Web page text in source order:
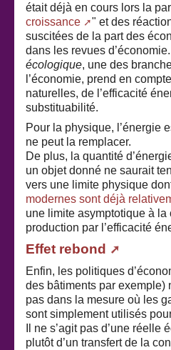
était déjà en cours lors la
croissance
" et des
suscitées de la part des
dans les revues
écologique, une des
l’économie, prend en
naturelles, de l’efficacité
substituabilité.
Pour la physique, l’énergie
ne peut la remplacer.
De plus, la quantité
un objet donné ne saurait
vers une limite physique
modernes sont déjà
une limite asymptotique à la
production par l’efficacité
Effet rebond
Enfin, les politiques
des bâtiments par exemple)
pas dans la mesure où les
sont simplement utilisés
Il ne s’agit pas d’une réelle
plutôt d’un transfert de la